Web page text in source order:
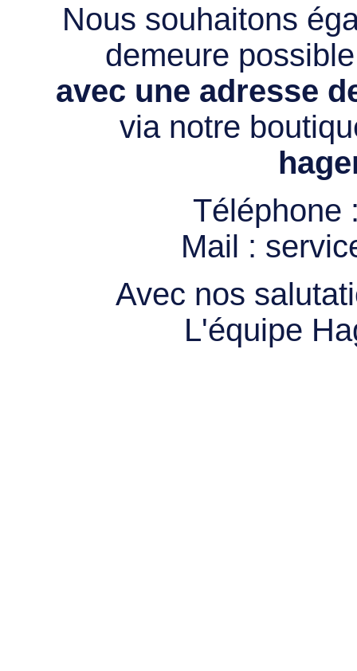
Nous souhaitons
demeure
avec une adresse
via notre
Téléphone
Mail :
Avec nos
L'équipe